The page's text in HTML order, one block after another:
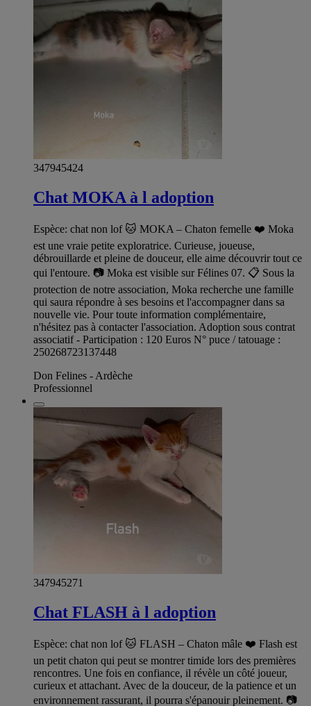
347945424
Chat MOKA à l adoption
Espèce: chat non lof 🐱 MOKA – Chaton femelle ❤️ Moka
est une vraie petite exploratrice. Curieuse, joueuse,
débrouillarde et pleine de douceur, elle aime découvrir tout ce
qui l'entoure. 📷 Moka est visible sur Félines 07. 📋 Sous la
protection de notre association, Moka recherche une famille
qui saura répondre à ses besoins et l'accompagner dans sa
nouvelle vie. Pour toute information complémentaire,
n'hésitez pas à contacter l'association. Adoption sous contrat
associatif - Participation : 120 Euros N° puce / tatouage :
250268723137448
Don Felines - Ardèche
Professionnel
347945271
Chat FLASH à l adoption
Espèce: chat non lof 🐱 FLASH – Chaton mâle ❤️ Flash est
un petit chaton qui peut se montrer timide lors des premières
rencontres. Une fois en confiance, il révèle un côté joueur,
curieux et attachant. Avec de la douceur, de la patience et un
environnement rassurant, il pourra s'épanouir pleinement. 📷